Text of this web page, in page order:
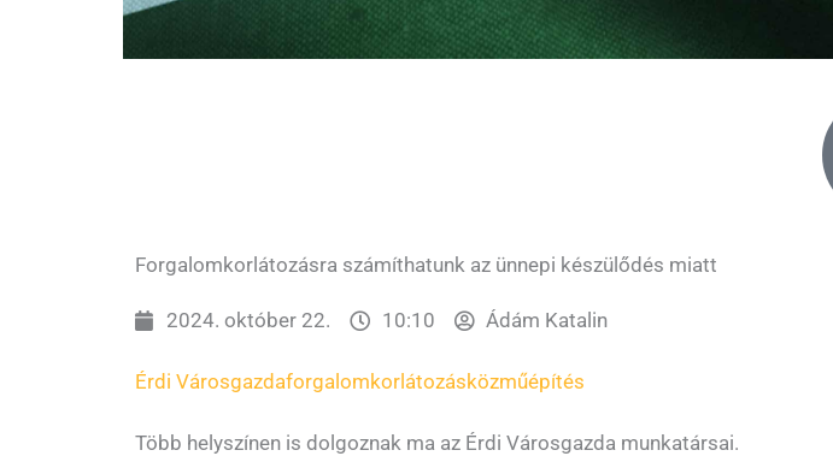
Forgalomkorlátozásra számíthatunk az ünnepi készülődés miatt
2024. október 22. 10:10 Ádám Katalin
Érdi Városgazdaforgalomkorlátozásközműépítés
Több helyszínen is dolgoznak ma az Érdi Városgazda munkatársai.